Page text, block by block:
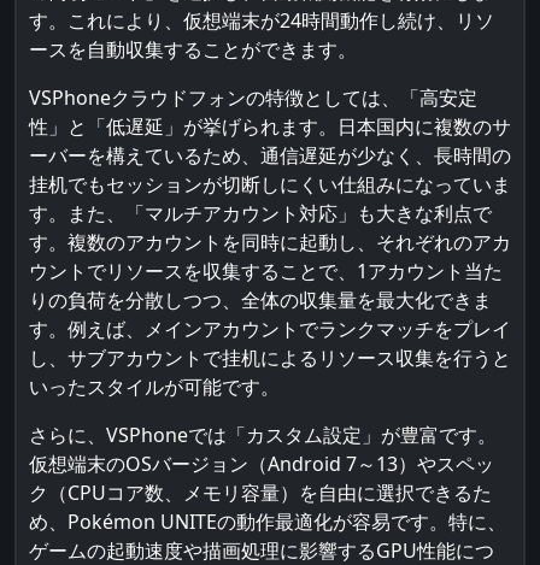
す。これにより、仮想端末が24時間動作し続け、リソ
ースを自動収集することができます。
VSPhoneクラウドフォンの特徴としては、「高安定
性」と「低遅延」が挙げられます。日本国内に複数のサ
ーバーを構えているため、通信遅延が少なく、長時間の
挂机でもセッションが切断しにくい仕組みになっていま
す。また、「マルチアカウント対応」も大きな利点で
す。複数のアカウントを同時に起動し、それぞれのアカ
ウントでリソースを収集することで、1アカウント当た
りの負荷を分散しつつ、全体の収集量を最大化できま
す。例えば、メインアカウントでランクマッチをプレイ
し、サブアカウントで挂机によるリソース収集を行うと
いったスタイルが可能です。
さらに、VSPhoneでは「カスタム設定」が豊富です。
仮想端末のOSバージョン（Android 7～13）やスペッ
ク（CPUコア数、メモリ容量）を自由に選択できるた
め、Pokémon UNITEの動作最適化が容易です。特に、
ゲームの起動速度や描画処理に影響するGPU性能につ